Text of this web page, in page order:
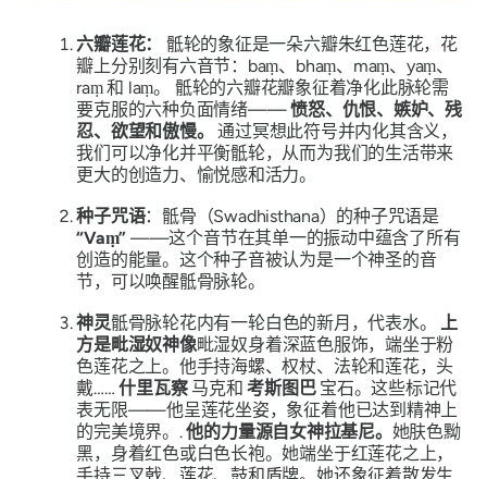
六瓣莲花： 骶轮的象征是一朵六瓣朱红色莲花，花
瓣上分别刻有六音节：baṃ、bhaṃ、maṃ、yaṃ、
raṃ 和 laṃ。 骶轮的六瓣花瓣象征着净化此脉轮需
要克服的六种负面情绪——愤怒、仇恨、嫉妒、残
忍、欲望和傲慢。
通过冥想此符号并内化其含义，
我们可以净化并平衡骶轮，从而为我们的生活带来
更大的创造力、愉悦感和活力。
种子咒语：骶骨（Swadhisthana）的种子咒语是
“Vaṃ” ——这个音节在其单一的振动中蕴含了所有
创造的能量。这个种子音被认为是一个神圣的音
节，可以唤醒骶骨脉轮。
神灵骶骨脉轮花内有一轮白色的新月，代表水。
上
方是毗湿奴神像毗湿奴身着深蓝色服饰，端坐于粉
色莲花之上。他手持海螺、权杖、法轮和莲花，头
戴…… 什里瓦察马克和考斯图巴宝石。这些标记代
表无限——他呈莲花坐姿，象征着他已达到精神上
的完美境界。.他的力量源自女神拉基尼。 她肤色黝
黑，身着红色或白色长袍。她端坐于红莲花之上，
手持三叉戟、莲花、鼓和盾牌。她还象征着散发生